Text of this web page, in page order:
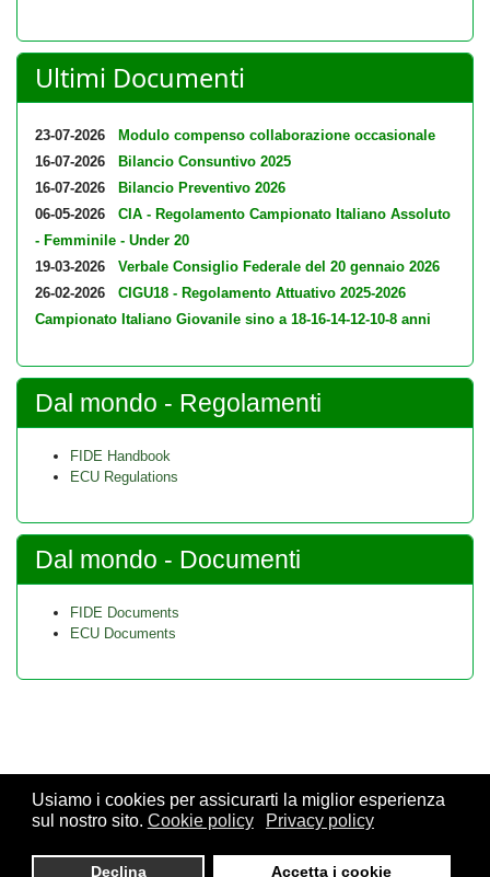
Usiamo i cookies per assicurarti la miglior esperienza
sul nostro sito. Cookie policy Privacy policy
Declina Accetta i cookie
Ultimi Documenti
23-07-2026
Modulo compenso collaborazione occasionale
16-07-2026
Bilancio Consuntivo 2025
16-07-2026
Bilancio Preventivo 2026
06-05-2026
CIA - Regolamento Campionato Italiano Assoluto
- Femminile - Under 20
19-03-2026
Verbale Consiglio Federale del 20 gennaio 2026
26-02-2026
CIGU18 - Regolamento Attuativo 2025-2026
Campionato Italiano Giovanile sino a 18-16-14-12-10-8 anni
Dal mondo - Regolamenti
FIDE Handbook
ECU Regulations
Dal mondo - Documenti
FIDE Documents
ECU Documents
Giovanna, 12 - 20129 Milano - CF. 80105170155 - P. Iva